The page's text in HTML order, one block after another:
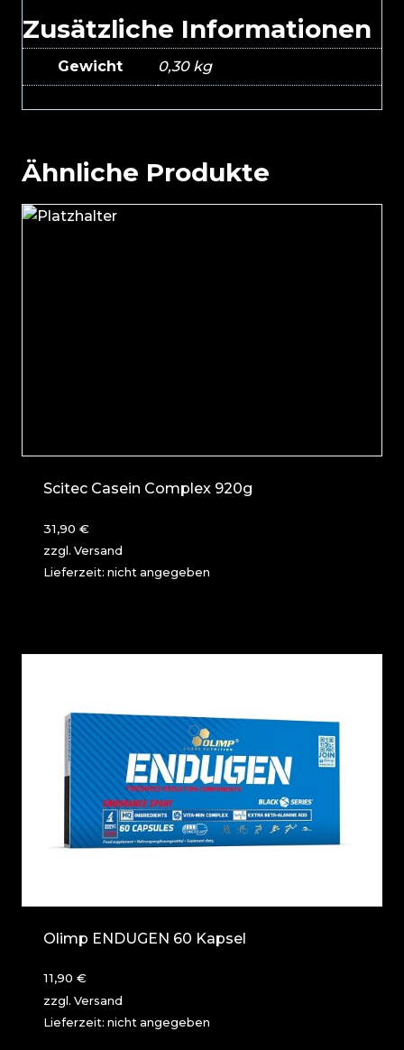
Zusätzliche Informationen
Gewicht 0,30 kg
Ähnliche Produkte
Scitec Casein Complex 920g
31,90 €
zzgl. Versand
Lieferzeit: nicht angegeben
Olimp ENDUGEN 60 Kapsel
11,90 €
zzgl. Versand
Lieferzeit: nicht angegeben